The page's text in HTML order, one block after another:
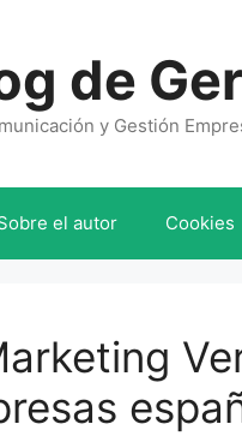
de
y Gestión
el autor Cookies